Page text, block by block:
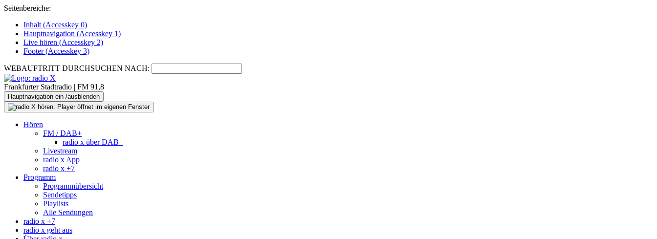
Seitenbereiche:
Inhalt (Accesskey 0)
Hauptnavigation (Accesskey 1)
Live hören (Accesskey 2)
Footer(Accesskey 3)
WEBAUFTRITT DURCHSUCHEN NACH:
Frankfurter Stadtradio | FM 91,8
Hauptnavigation ein-/ausblenden
Hören
FM / DAB+
radio x über DAB+
Livestream
radio x App
radio x +7
Programm
Programmübersicht
Sendetipps
Playlists
Alle Sendungen
radio x +7
radio x geht aus